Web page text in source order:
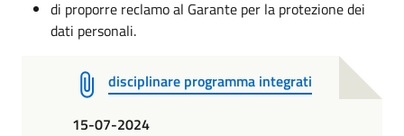
di proporre reclamo al Garante per la protezione dei
dati personali.
disciplinare programma integrati
15-07-2024